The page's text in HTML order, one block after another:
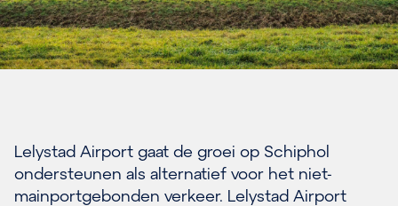
Lelystad Airport gaat de groei op Schiphol
ondersteunen als alternatief voor het niet-
mainportgebonden verkeer. Lelystad Airport